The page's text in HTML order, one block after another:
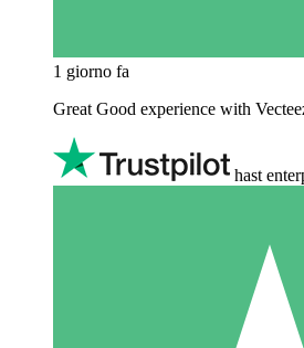
1 giorno fa
Great Good experience with
hast